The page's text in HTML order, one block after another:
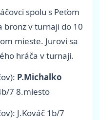
spolu s Peťom
bronz v turnaji do 10
mieste. Jurovi sa
hráča v turnaji.
P.Michalko
7 8.miesto
J.Kováč 1b/7